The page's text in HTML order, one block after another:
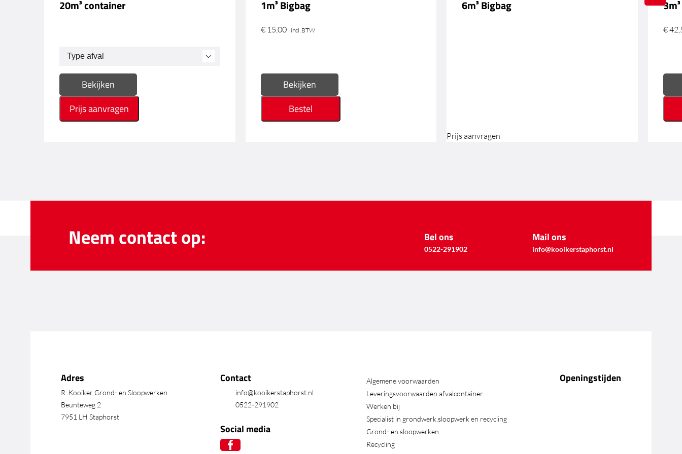
20m³ container
Bekijken
Prijs aanvragen
1m³ Bigbag
€15,00 incl. BTW
Bekijken
Bestel
6m³ Bigbag
Prijs aanvragen
€
Neem contact op: Bel ons
0522-291902
Mail ons
info@kooikerstaphorst.nl
Adres
R. Kooiker Grond- en Sloopwerken
Beunteweg 2
7951 LH Staphorst
Contact
info@kooikerstaphorst.nl
0522-291902
Social media
Algemene voorwaarden
Leveringsvoorwaarden afvalcontainer
Werken bij
Specialist in grondwerk,sloopwerk en recycling
Grond- en sloopwerken
Recycling
Openingstijden